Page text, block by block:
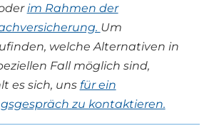
im Rahmen der
Um
welche Alternativen in
Fall möglich sind,
es sich, uns für ein
zu kontaktieren.